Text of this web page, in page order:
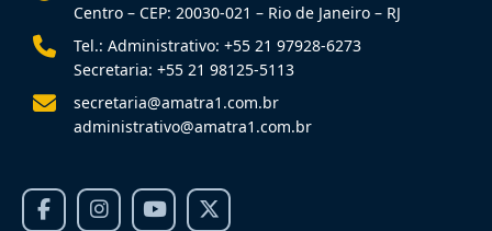
Centro – CEP: 20030-021 – Rio de Janeiro – RJ
Tel.: Administrativo: +55 21 97928-6273
Secretaria: +55 21 98125-5113
secretaria@amatra1.com.br
administrativo@amatra1.com.br